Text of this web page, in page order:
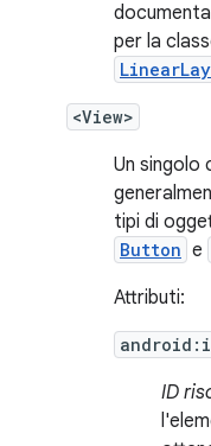
per la
<View>
Un
tipi di
Button e
Attributi:
ID